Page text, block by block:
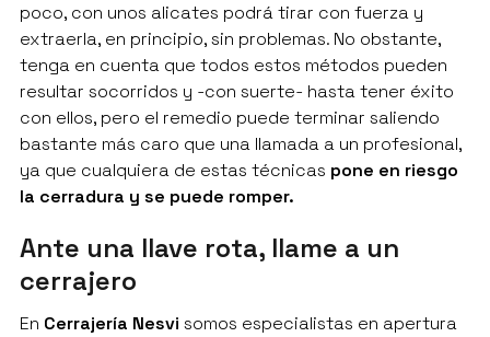
poco, con unos alicates podrá tirar con fuerza y
extraerla, en principio, sin problemas. No obstante,
tenga en cuenta que todos estos métodos pueden
resultar socorridos y -con suerte- hasta tener éxito
con ellos, pero el remedio puede terminar saliendo
bastante más caro que una llamada a un profesional,
ya que cualquiera de estas técnicas pone en riesgo
la cerradura y se puede romper.
Ante una llave rota, llame a un
cerrajero
En Cerrajería Nesvi somos especialistas en apertura